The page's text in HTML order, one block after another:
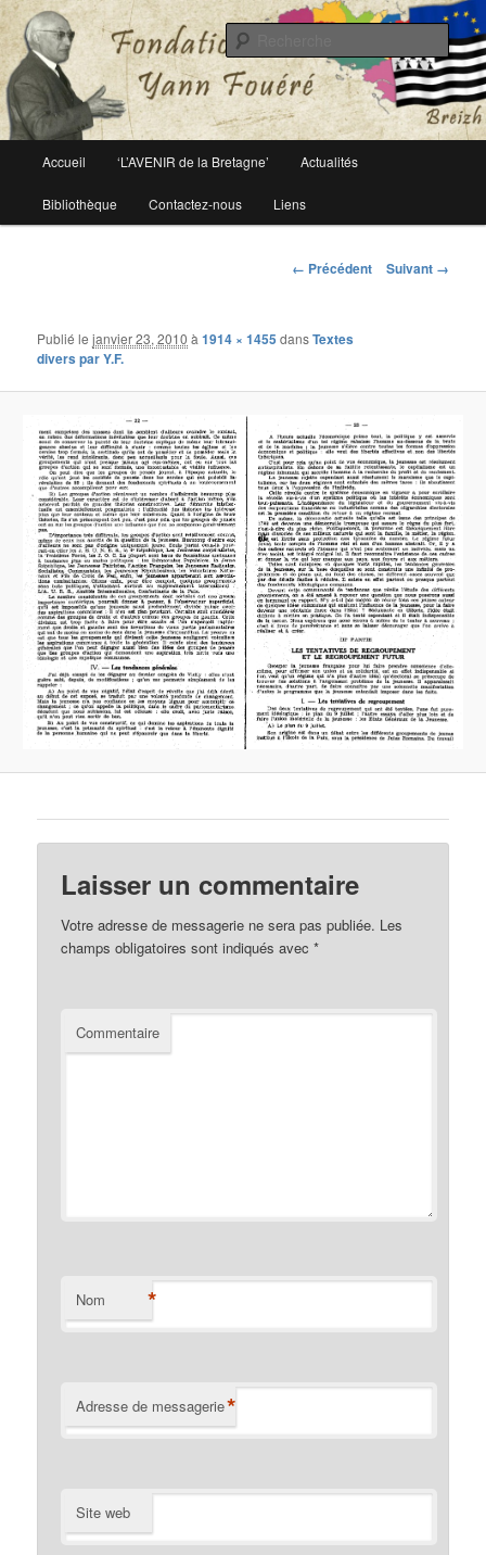
Fondation Yann Fouéré
Le site officiel de la fondation Yann Fouéré
principal
Aller
au
Accueil ‘L’AVENIR de la Bretagne’ Actualités
Bibliothèque Contactez-nous Liens
Navigation
← Précédent Suivant →
Publié lejanvier 23, 2010 à1914 × 1455 dansTextes
divers par Y.F.
Laisser un commentaire
Votre adresse de messagerie ne sera pas publiée. Les
champs obligatoires sont indiqués avec*
Commentaire
Nom *
Adresse de messagerie*
Site web